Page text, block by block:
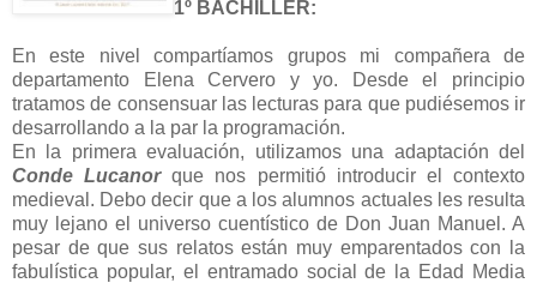
1º BACHILLER:
En este nivel compartíamos grupos mi compañera de
departamento Elena Cervero y yo. Desde el principio
tratamos de consensuar las lecturas para que pudiésemos ir
desarrollando a la par la programación.
En la primera evaluación, utilizamos una adaptación del
Conde Lucanorque nos permitió introducir el contexto
medieval. Debo decir que a los alumnos actuales les resulta
muy lejano el universo cuentístico de Don Juan Manuel. A
pesar de que sus relatos están muy emparentados con la
fabulística popular, el entramado social de la Edad Media